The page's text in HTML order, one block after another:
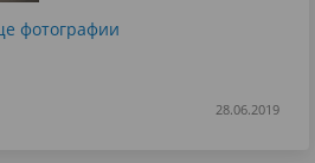
фотографии
28.06.2019